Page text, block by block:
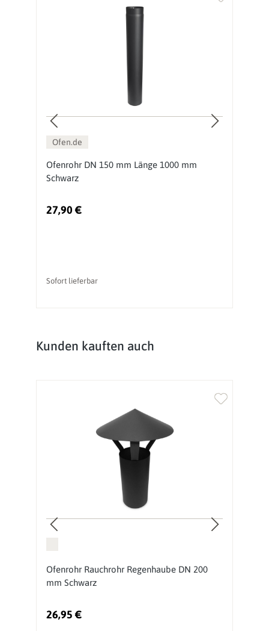
Ofen.de
Ofenrohr DN 150 mm Länge 1000 mm
Schwarz
27,90 €
Sofort lieferbar
Produktgalerie überspringen
Kunden kauften auch
Ofenrohr Rauchrohr Regenhaube DN 200
mm Schwarz
26,95 €